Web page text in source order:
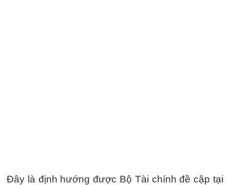
Đây là định hướng được Bộ Tài chính đề cập tại